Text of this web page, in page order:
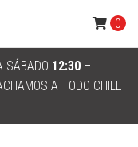
SÁBADO 12:30 –
A TODO CHILE
0